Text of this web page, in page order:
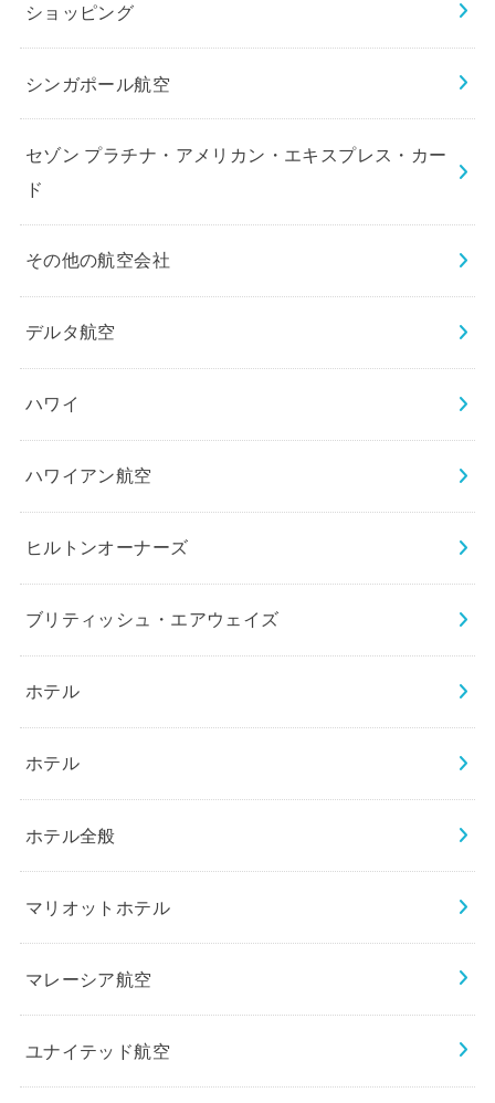
ショッピング
シンガポール航空
セゾン プラチナ・アメリカン・エキスプレス・カー
ド
その他の航空会社
デルタ航空
ハワイ
ハワイアン航空
ヒルトンオーナーズ
ブリティッシュ・エアウェイズ
ホテル
ホテル
ホテル全般
マリオットホテル
マレーシア航空
ユナイテッド航空